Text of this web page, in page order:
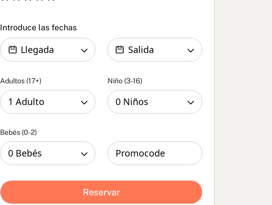
Introduce las fechas
Adultos (17+) Niño (3-16)
Bebés (0-2)